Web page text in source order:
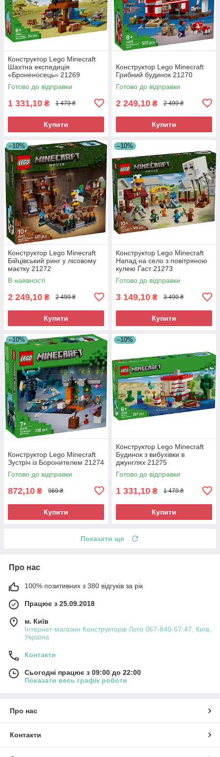
Конструктор Lego Minecraft
Шахтна експедиція
«Броненосець» 21269
Готово до відправки
1 331,10 ₴ 1 479 ₴
Купити
Конструктор Lego Minecraft
Грибний будинок 21270
Готово до відправки
2 249,10 ₴ 2 499 ₴
Купити
–10%
Конструктор Lego Minecraft
Бійцівський ринг у лісовому
маєтку 21272
В наявності
2 249,10 ₴ 2 499 ₴
Купити
–10%
Конструктор Lego Minecraft
Напад на село з повітряною
кулею Ґаст 21273
Готово до відправки
3 149,10 ₴ 3 499 ₴
Купити
–10%
Конструктор Lego Minecraft
Зустріч із Боронителем 21274
Готово до відправки
872,10 ₴ 969 ₴
Купити
–10%
Конструктор Lego Minecraft
Будинок з вибухівки в
джунглях 21275
Готово до відправки
1 331,10 ₴ 1 479 ₴
Купити
Показати ще
Про нас
100% позитивних з 380 відгуків за рік
Працює з 25.09.2018
м. Київ
Інтернет-магазин Конструкторів Лего 067-840-67-47, Київ,
Україна
Контакти
Сьогодні працює з 09:00 до 22:00
Показати весь графік роботи
Про нас
Контакти